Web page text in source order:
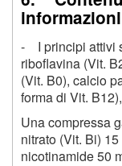
- I principi attivi
riboflavina (Vit.
(Vit. B0), calcio
forma di Vit.
Una compressa
nitrato (Vit. Bi)
nicotinamide 50